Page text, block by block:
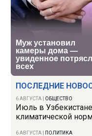
ПОСЛЕДНИЕ
6 АВГУСТА ОБЩЕСТВО
Июль в
климатической
6 АВГУСТА ПОЛИТИКА